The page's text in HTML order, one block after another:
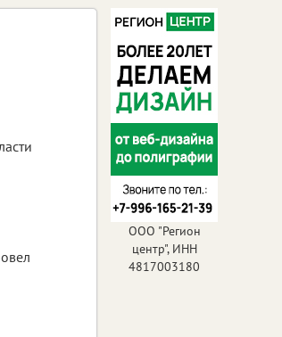
ООО "Регион
центр", ИНН
4817003180